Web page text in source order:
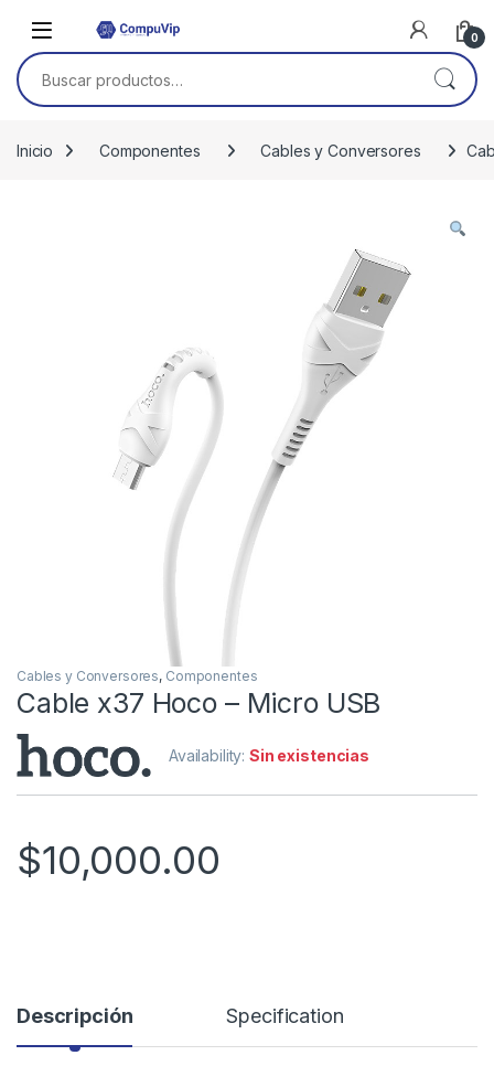
0
Buscar por:
Inicio Componentes Cables y Conversores
Cables y Conversores, Componentes
Cable x37 Hoco – Micro USB
Availability:Sin existencias
$10,000.00
Descripción Specification